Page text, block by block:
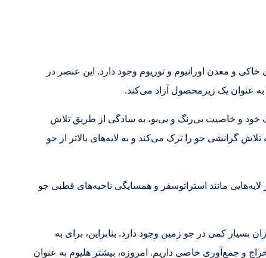
خاکی و معدن اورانیوم و توریوم وجود دارد. این عنصر در
به عنوان یک زیرمحصول آزاد می‌کند.
خود و خاصیت بی‌رنگ و بی‌بو، به سادگی از طریق تلاش
گرانشی جو را ترک می‌کند و به لایه‌های بالاتر از جو
لایه‌هایی مانند استراتوسفر و همسایگی ناحیه‌های قطبی جو
بسیار کمی در جو زمین وجود دارد. بنابراین، برای به
و جمع‌آوری خاصی داریم. امروزه، بیشتر هلیوم به عنوان